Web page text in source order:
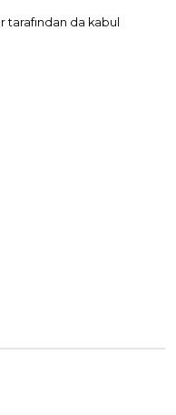
da kabul